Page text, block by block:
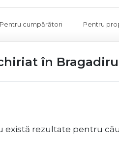
Pentru cumpărători Pentru
în Bragadiru
există rezultate pentru